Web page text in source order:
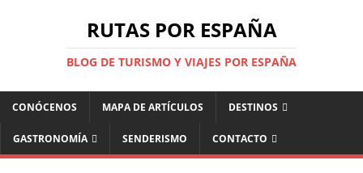
RUTAS POR ESPAÑA
BLOG DE TURISMO Y VIAJES POR ESPAÑA
CONÓCENOS MAPA DE ARTÍCULOS DESTINOS
GASTRONOMÍA SENDERISMO CONTACTO